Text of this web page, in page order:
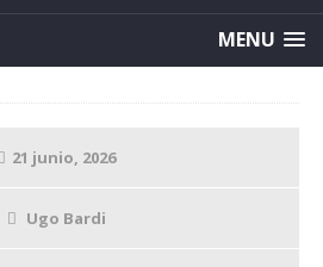
MENU
21 junio, 2026
Ugo Bardi